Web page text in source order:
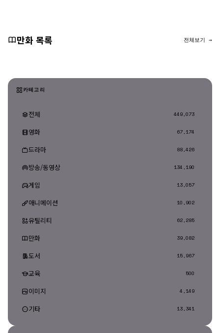
만화 목록 전체보기 →
카테고리
전체 449,073
영화 67,174
드라마 88,426
방송/동영상 134,190
게임 13,057
애니메이션 10,902
유틸리티 62,285
만화 39,082
도서 15,967
교육 500
이미지 4,149
기타 13,341